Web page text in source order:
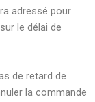
adressé pour
le délai de
de retard de
la commande